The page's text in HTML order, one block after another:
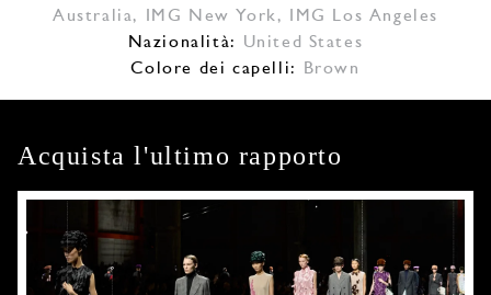
Australia, IMG New York,
IMG Los Angeles
Nazionalità: United States
Colore dei capelli:
Brown
Acquista l'ultimo rapporto